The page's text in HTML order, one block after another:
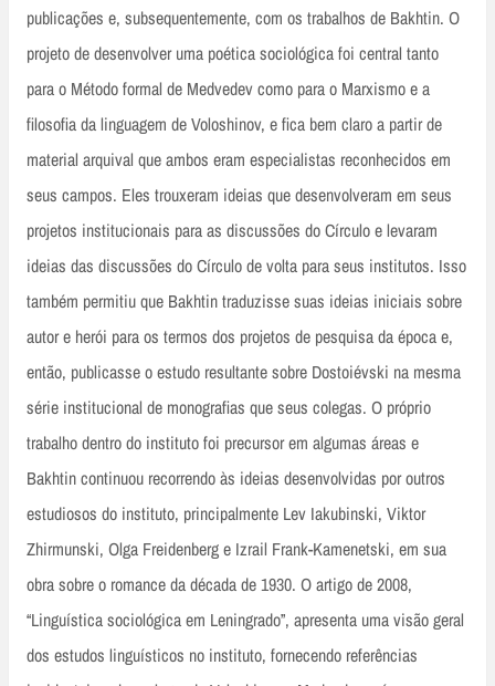
publicações e, subsequentemente, com os trabalhos de Bakhtin. O
projeto de desenvolver uma poética sociológica foi central tanto
para o Método formal de Medvedev como para o Marxismo e a
filosofia da linguagem de Voloshinov, e fica bem claro a partir de
material arquival que ambos eram especialistas reconhecidos em
seus campos. Eles trouxeram ideias que desenvolveram em seus
projetos institucionais para as discussões do Círculo e levaram
ideias das discussões do Círculo de volta para seus institutos. Isso
também permitiu que Bakhtin traduzisse suas ideias iniciais sobre
autor e herói para os termos dos projetos de pesquisa da época e,
então, publicasse o estudo resultante sobre Dostoiévski na mesma
série institucional de monografias que seus colegas. O próprio
trabalho dentro do instituto foi precursor em algumas áreas e
Bakhtin continuou recorrendo às ideias desenvolvidas por outros
estudiosos do instituto, principalmente Lev Iakubinski, Viktor
Zhirmunski, Olga Freidenberg e Izrail Frank-Kamenetski, em sua
obra sobre o romance da década de 1930. O artigo de 2008,
“Linguística sociológica em Leningrado”, apresenta uma visão geral
dos estudos linguísticos no instituto, fornecendo referências